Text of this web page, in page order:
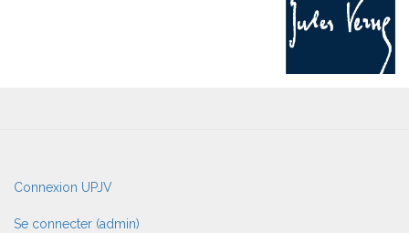
User
account
menu
Connexion UPJV
Se connecter (admin)